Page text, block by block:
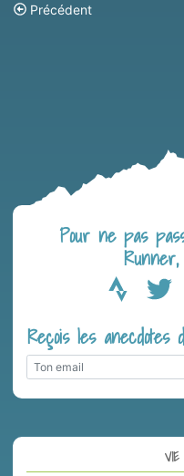
Précédent
Pour ne pas
Reçois les